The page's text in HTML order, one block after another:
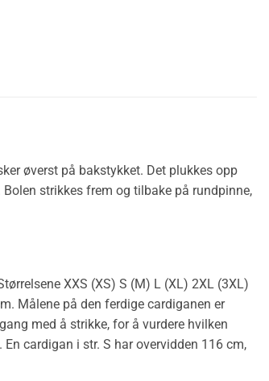
øverst på bakstykket. Det plukkes opp
strikkes frem og tilbake på rundpinne,
XXS (XS) S (M) L (XL) 2XL (3XL)
Målene på den ferdige cardiganen er
med å strikke, for å vurdere hvilken
cardigan i str. S har overvidden 116 cm,